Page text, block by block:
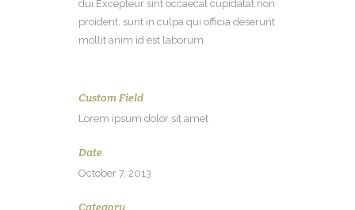
dui.Excepteur sint occaecat cupidatat non
proident, sunt in culpa qui officia deserunt
mollit anim id est laborum
Custom Field
Lorem ipsum dolor sit amet
Date
October 7, 2013
Category